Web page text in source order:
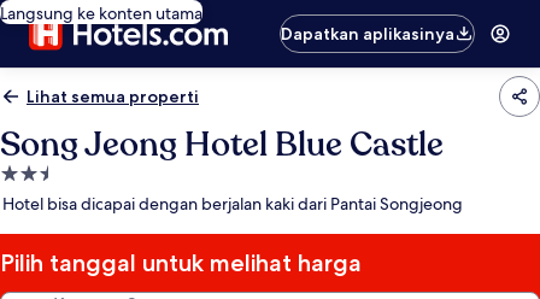
Langsung ke konten utama
Dapatkan aplikasinya
Lihat semua properti
Song Jeong Hotel Blue Castle
Properti
bintang
Hotel bisa dicapai dengan berjalan kaki dari Pantai Songjeong
Pilih tanggal untuk melihat harga